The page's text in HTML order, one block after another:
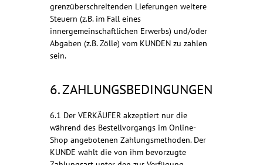
grenzüberschreitenden Lieferungen weitere
Steuern (z.B. im Fall eines
innergemeinschaftlichen Erwerbs) und/oder
Abgaben (z.B. Zölle) vom KUNDEN zu zahlen
sein.
6. ZAHLUNGSBEDINGUNGEN
6.1 Der VERKÄUFER akzeptiert nur die
während des Bestellvorgangs im Online-
Shop angebotenen Zahlungsmethoden. Der
KUNDE wählt die von ihm bevorzugte